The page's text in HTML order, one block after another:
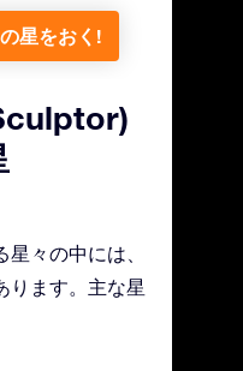
星をおく!
々の中には、
ります。主な星